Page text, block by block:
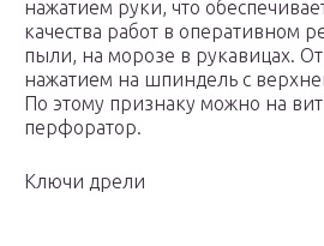
нажатием руки, что
качества работ в оперативном
пыли, на морозе в рукавицах.
нажатием на шпиндель с
По этому признаку можно на
перфоратор.
Ключи дрели